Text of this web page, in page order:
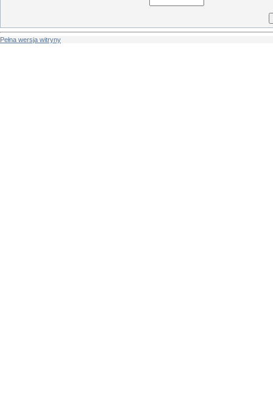
Pełna wersja witryny